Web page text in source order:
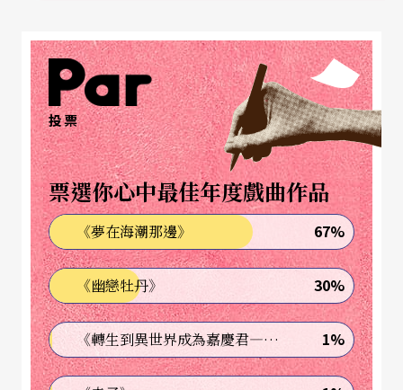
史也不會形成永無止盡的循環，找不到出口。在這
個循環中，唯一不變的，是人們總需要個反派角
色：「狠毒的太陽」；還有個救贖的角色：「射日
大英雄」。不過《沒日沒夜》可沒這麼黑白分明，
故事裡兩個輪番照著大地的太陽同樣也隱喻著兩個
日夜輪流掌權的統治者，但他們和一般的射日傳說
很不一樣。他們都自認為是個溫煦的太陽，是個對
百姓不錯又有統治能力的好王，用自以為良善的方
式對待著人民，最後給百姓帶來的卻是承受不了的
苦難。
《沒日沒夜》來自印度東北Manipur省撰寫文學，
投票
票選你心中最佳年度戲曲作品
《夢在海潮那邊》 67%
《幽戀牡丹》 30%
《轉生到異世界成為嘉慶君—發現我的祖先是詐騙集團!?》 1%